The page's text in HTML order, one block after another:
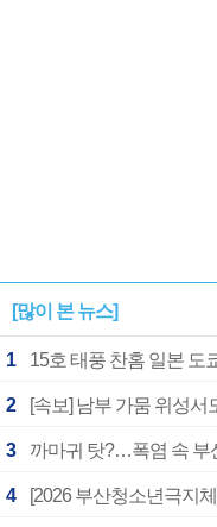
[많이 본 뉴스]
1 15호 태풍 찬홈 일본
2 [속보] 남부 가뭄 위성
3 까마귀 탓?…폭염 속 부
4